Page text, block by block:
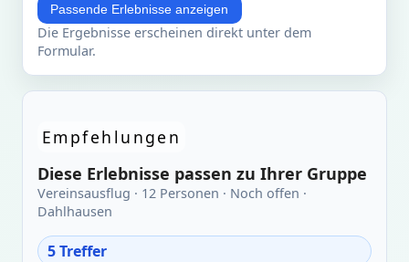
Passende Erlebnisse anzeigen
Die Ergebnisse erscheinen direkt unter dem
Formular.
Empfehlungen
Diese Erlebnisse passen zu Ihrer Gruppe
Vereinsausflug · 12 Personen · Noch offen ·
Dahlhausen
5 Treffer